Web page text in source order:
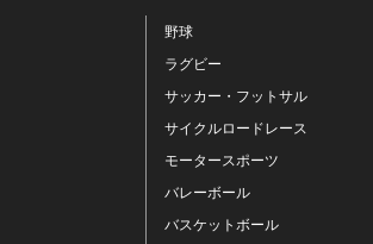
野球
ラグビー
サッカー・フットサル
サイクルロードレース
モータースポーツ
バレーボール
バスケットボール